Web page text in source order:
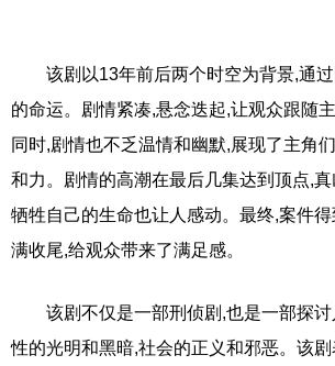
该剧以13年前后两个时空为背景,通
的命运。剧情紧凑,悬念迭起,让观众跟随
同时,剧情也不乏温情和幽默,展现了主角
和力。剧情的高潮在最后几集达到顶点,
牺牲自己的生命也让人感动。最终,案件
满收尾,给观众带来了满足感。
该剧不仅是一部刑侦剧,也是一部探
性的光明和黑暗,社会的正义和邪恶。该